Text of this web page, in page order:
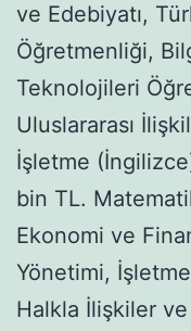
ve Edebiyatı,
Öğretmenliği,
Teknolojileri
Uluslararası
İşletme
bin TL.
Ekonomi ve
Yönetimi,
Halkla İlişkiler ve